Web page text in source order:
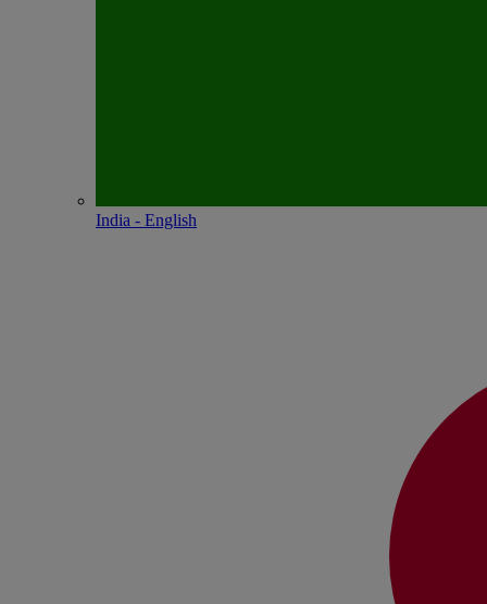
India - English